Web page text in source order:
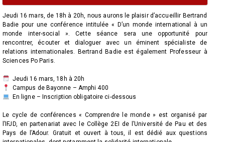
Jeudi 16 mars, de 18h à 20h, nous aurons le plaisir d’accueillir Bertrand
Badie pour une conférence intitulée « D’un monde international à un
monde inter-social ». Cette séance sera une opportunité pour
rencontrer, écouter et dialoguer avec un éminent spécialiste de
relations internationales. Bertrand Badie est également Professeur à
Sciences Po Paris.
Jeudi 16 mars, 18h à 20h
Campus de Bayonne – Amphi 400
En ligne – Inscription obligatoire ci-dessous
Le cycle de conférences « Comprendre le monde » est organisé par
l’IFJD, en partenariat avec le Collège 2EI de l’Université de Pau et des
Pays de l’Adour. Gratuit et ouvert à tous, il est dédié aux questions